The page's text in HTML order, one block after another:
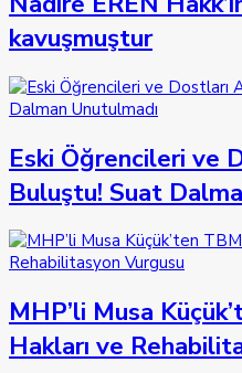
kavuşmuştur
Eski Öğrencileri ve
Buluştu! Suat
MHP’li Musa
Hakları ve